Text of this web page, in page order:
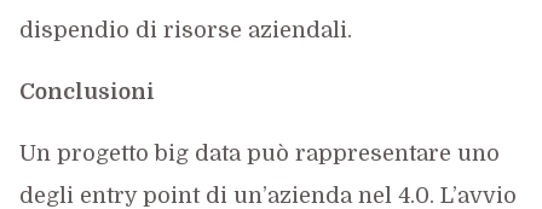
dispendio di risorse aziendali.
Conclusioni
Un progetto big data può rappresentare uno
degli entry point di un’azienda nel 4.0. L’avvio